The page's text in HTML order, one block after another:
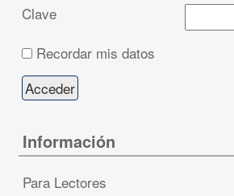
Clave
Recordar mis datos
Información
Para Lectores